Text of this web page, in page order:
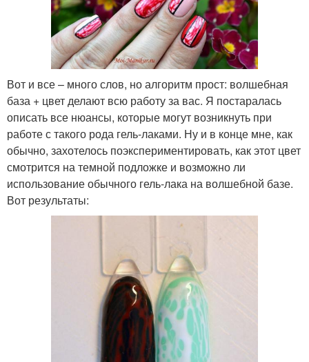
Вот и все – много слов, но алгоритм прост: волшебная
база + цвет делают всю работу за вас. Я постаралась
описать все нюансы, которые могут возникнуть при
работе с такого рода гель-лаками. Ну и в конце мне, как
обычно, захотелось поэкспериментировать, как этот цвет
смотрится на темной подложке и возможно ли
использование обычного гель-лака на волшебной базе.
Вот результаты: